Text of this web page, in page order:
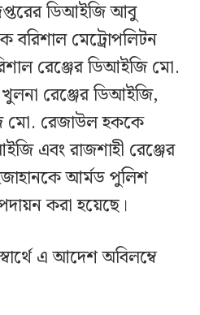
ডিআইজি আবু
বরিশাল মেট্রোপলিটন
রেঞ্জের ডিআইজি মো.
রেঞ্জের ডিআইজি,
মো. রেজাউল হককে
এবং রাজশাহী রেঞ্জের
আর্মড পুলিশ
করা হয়েছে।
এ আদেশ অবিলম্বে